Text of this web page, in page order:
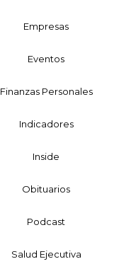
Empresas
Eventos
Finanzas Personales
Indicadores
Inside
Obituarios
Podcast
Salud Ejecutiva